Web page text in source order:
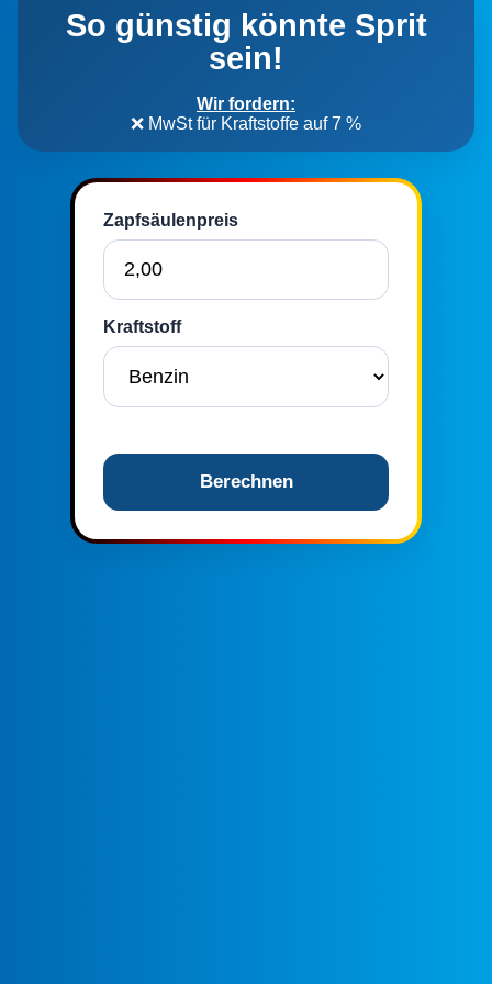
So günstig könnte Sprit
sein!
Wir fordern:
❌ MwSt für Kraftstoffe auf 7 %
Zapfsäulenpreis
Kraftstoff
Berechnen